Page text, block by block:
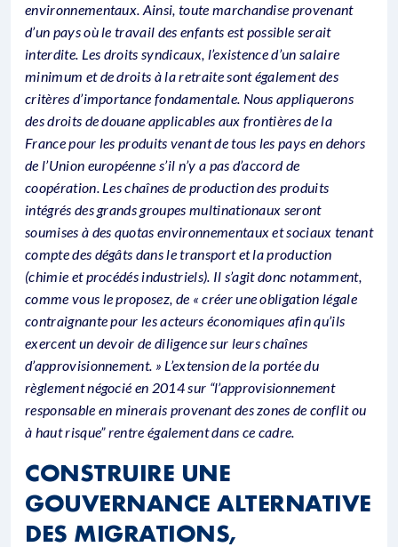
environnementaux. Ainsi, toute marchandise provenant
d’un pays où le travail des enfants est possible serait
interdite. Les droits syndicaux, l’existence d’un salaire
minimum et de droits à la retraite sont également des
critères d’importance fondamentale. Nous appliquerons
des droits de douane applicables aux frontières de la
France pour les produits venant de tous les pays en dehors
de l’Union européenne s’il n’y a pas d’accord de
coopération. Les chaînes de production des produits
intégrés des grands groupes multinationaux seront
soumises à des quotas environnementaux et sociaux tenant
compte des dégâts dans le transport et la production
(chimie et procédés industriels). Il s’agit donc notamment,
comme vous le proposez, de « créer une obligation légale
contraignante pour les acteurs économiques afin qu’ils
exercent un devoir de diligence sur leurs chaînes
d’approvisionnement. » L’extension de la portée du
règlement négocié en 2014 sur “l’approvisionnement
responsable en minerais provenant des zones de conflit ou
à haut risque” rentre également dans ce cadre.
CONSTRUIRE UNE
GOUVERNANCE ALTERNATIVE
DES MIGRATIONS,